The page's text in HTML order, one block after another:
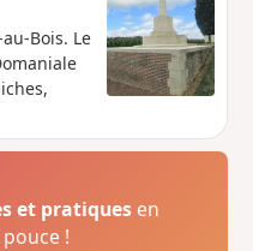
Bois. Le
et pratiques en
!